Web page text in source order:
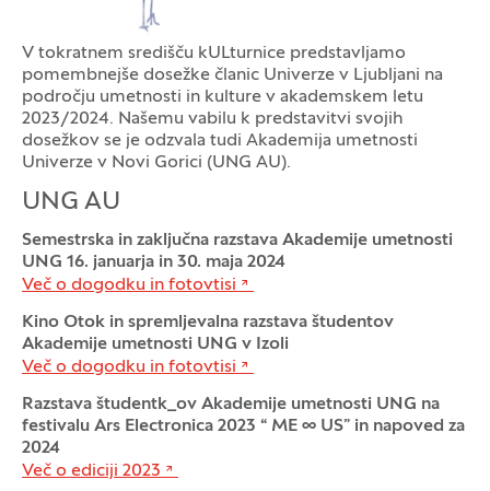
V tokratnem središču kULturnice predstavljamo
pomembnejše dosežke članic Univerze v Ljubljani na
področju umetnosti in kulture v akademskem letu
2023/2024. Našemu vabilu k predstavitvi svojih
dosežkov se je odzvala tudi Akademija umetnosti
Univerze v Novi Gorici (UNG AU).
UNG AU
Semestrska in zaključna razstava Akademije umetnosti
UNG 16. januarja in 30. maja 2024
Več o dogodku in fotovtisi
Kino Otok in spremljevalna razstava študentov
Akademije umetnosti UNG v Izoli
Več o dogodku in fotovtisi
Razstava študentk_ov Akademije umetnosti UNG na
festivalu Ars Electronica 2023 “ ME ∞ US” in napoved za
2024
Več o ediciji 2023